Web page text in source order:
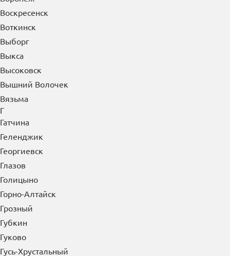
Воскресенск
Воткинск
Выборг
Выкса
Высоковск
Вышний Волочек
Вязьма
Г
Гатчина
Геленджик
Георгиевск
Глазов
Голицыно
Горно-Алтайск
Грозный
Губкин
Гуково
Гусь-Хрустальный